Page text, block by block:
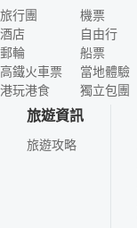
旅行團
酒店
郵輪
高鐵火車票
港玩港食
機票
自由行
船票
當地體驗
獨立包團
旅遊資訊
旅遊攻略